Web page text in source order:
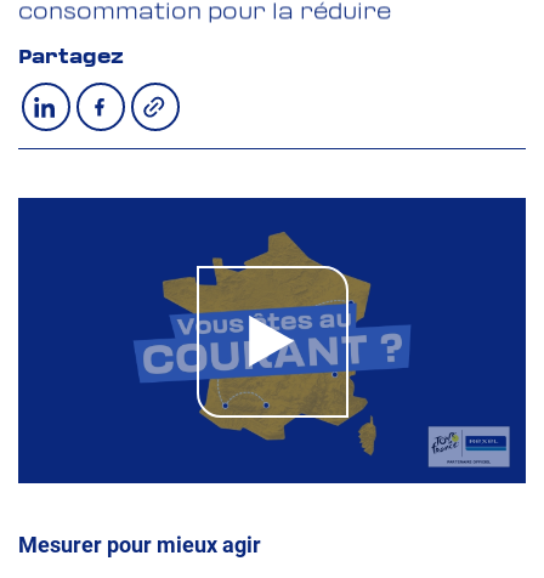
consommation pour la réduire
Partagez
Partager sur LinkedIn
Partager sur Facebook
Copier le lien
Mesurer pour mieux agir